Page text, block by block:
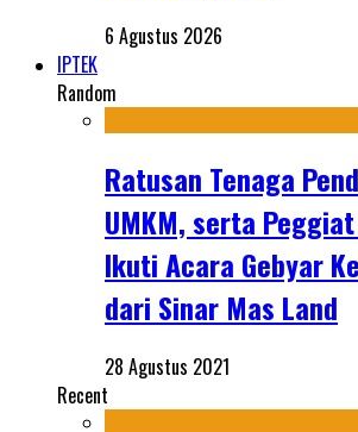
6 Agustus 2026
IPTEK
Random
Ratusan Tenaga
UMKM, serta
Ikuti Acara Gebyar
dari Sinar Mas Land
28 Agustus 2021
Recent